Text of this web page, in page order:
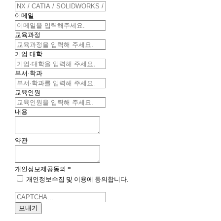
이메일
교육과정
기업·대학
부서·학과
교육인원
내용
약관
개인정보제공동의 *
개인정보수집 및 이용에 동의합니다.
보내기